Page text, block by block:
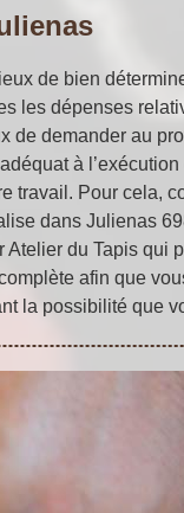
de bien
les dépenses
de demander au
à
travail. Pour cela,
dans Julienas
Atelier du Tapis qui
afin que
la possibilité que